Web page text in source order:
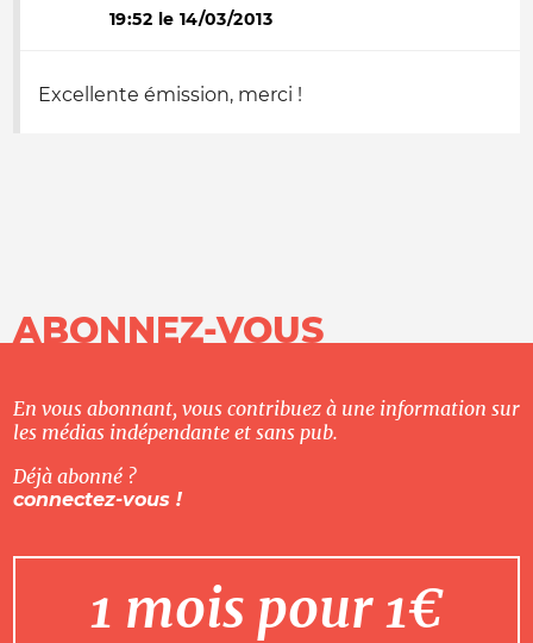
19:52 le 14/03/2013
Excellente émission, merci !
ABONNEZ-VOUS
En vous abonnant, vous contribuez à une information sur
les médias indépendante et sans pub.
Déjà abonné ?
connectez-vous !
1 mois pour 1€